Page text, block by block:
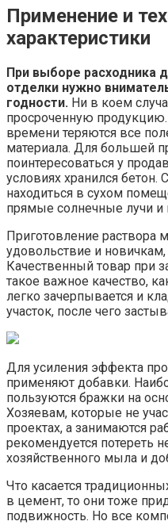
Применение и
характеристики
При выборе расходника
отделки нужно
годности. Ни в коем
просроченную
времени теряются все
материала. Для большей
поинтересоваться у
условиях хранился
находиться в сухом
прямые солнечные лучи и
Приготовление раствора
удовольствие и
Качественный товар при
такое важное качество,
легко зачерпывается и
участок, после чего
Для усиления эффекта
применяют добавки.
пользуются бражки на
Хозяевам, которые не
проектах, а занимаются
рекомендуется потереть
хозяйственного мыла и
Что касается
в цемент, то они тоже
подвижность. Но все